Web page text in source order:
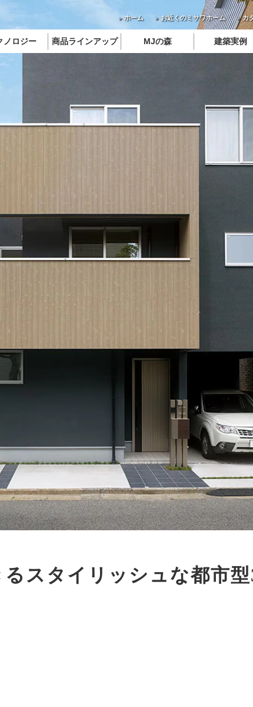
ホーム お近くのミサワホーム カ
ノロジー 商品ラインアップ MJの森 建築実例
スタイリッシュな都市